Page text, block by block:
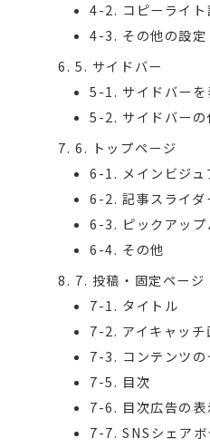
4-2. コピーライト
4-3. その他の設定
5. サイドバー
5-1. サイドバーを
5-2. サイドバーの
6. トップページ
6-1. メインビジュ
6-2. 記事スライダ
6-3. ピックアップ
6-4. その他
7. 投稿・固定ページ
7-1. タイトル
7-2. アイキャッチ
7-3. コンテンツの
7-5. 目次
7-6. 目次広告の表
7-7. SNSシェアボ